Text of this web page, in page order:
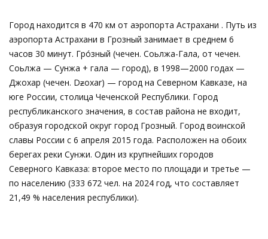
Город находится в 470 км от аэропорта Астрахани . Путь из
аэропорта Астрахани в Грозный занимает в среднем 6
часов 30 минут. Гро́зный (чечен. Соьлжа-ГӀала, от чечен.
Соьлжа — Сунжа + гӀала — город), в 1998—2000 годах —
Джохар (чечен. Dƶoxar) — город на Северном Кавказе, на
юге России, столица Чеченской Республики. Город
республиканского значения, в состав района не входит,
образуя городской округ город Грозный. Город воинской
славы России с 6 апреля 2015 года. Расположен на обоих
берегах реки Сунжи. Один из крупнейших городов
Северного Кавказа: второе место по площади и третье —
по населению (333 672 чел. на 2024 год, что составляет
21,49 % населения республики).